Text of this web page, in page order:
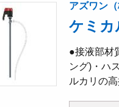
アズワン（
ケミカ
●接液部材
ング)・ハ
ルカリの